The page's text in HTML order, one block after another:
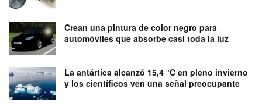
Crean una pintura de color negro para
automóviles que absorbe casi toda la luz
La antártica alcanzó 15,4 °C en pleno invierno
y los científicos ven una señal preocupante